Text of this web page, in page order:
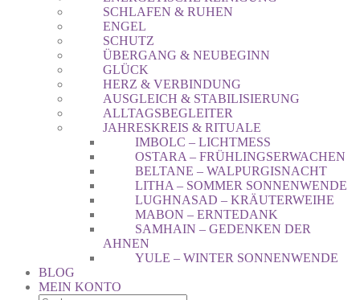
SCHLAFEN & RUHEN
ENGEL
SCHUTZ
ÜBERGANG & NEUBEGINN
GLÜCK
HERZ & VERBINDUNG
AUSGLEICH & STABILISIERUNG
ALLTAGSBEGLEITER
JAHRESKREIS & RITUALE
IMBOLC – LICHTMESS
OSTARA – FRÜHLINGSERWACHEN
BELTANE – WALPURGISNACHT
LITHA – SOMMER SONNENWENDE
LUGHNASAD – KRÄUTERWEIHE
MABON – ERNTEDANK
SAMHAIN – GEDENKEN DER
AHNEN
YULE – WINTER SONNENWENDE
BLOG
MEIN KONTO